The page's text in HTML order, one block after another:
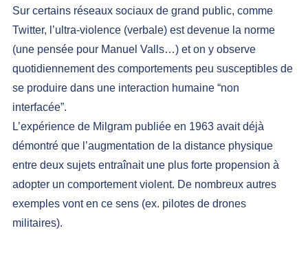
Sur certains réseaux sociaux de grand public, comme
Twitter, l’ultra-violence (verbale) est devenue la norme
(une pensée pour Manuel Valls…) et on y observe
quotidiennement des comportements peu susceptibles de
se produire dans une interaction humaine “non
interfacée”.
L’expérience de Milgram publiée en 1963 avait déjà
démontré que l’augmentation de la distance physique
entre deux sujets entraînait une plus forte propension à
adopter un comportement violent. De nombreux autres
exemples vont en ce sens (ex. pilotes de drones
militaires).